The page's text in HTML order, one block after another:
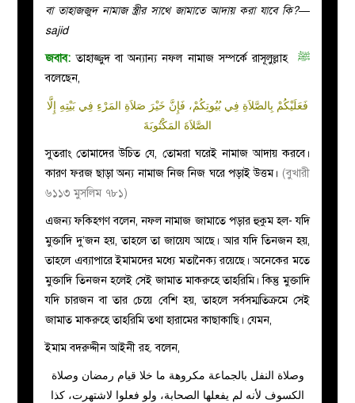
ইসলাহী
মজলিস
করুন
বা তাহাজজুদ নামাজ স্ত্রীর সাথে জামাতে আদায় করা যাবে কি?—
sajid
জবাব: তাহাজ্জুদ বা অন্যান্য নফল নামাজ সম্পর্কে রাসূলুল্লাহ ﷺ
বলেছেন,
فَعَلَيْكُمْ بِالصَّلاَةِ فِي بُيُوتِكُمْ، فَإِنَّ خَيْرَ صَلاَةِ المَرْءِ فِي بَيْتِهِ إِلَّا
الصَّلاَةَ المَكْتُوبَةَ
সুতরাং তোমাদের উচিত যে, তোমরা ঘরেই নামাজ আদায় করবে।
কারণ ফরজ ছাড়া অন্য নামাজ নিজ নিজ ঘরে পড়াই উত্তম। (বুখারী
৬১১৩ মুসলিম ৭৮১)
এজন্য ফকিহগণ বলেন, নফল নামাজ জামাতে পড়ার হুকুম হল- যদি
মুক্তাদি দু’জন হয়, তাহলে তা জায়েয আছে। আর যদি তিনজন হয়,
তাহলে এব্যাপারে ইমামদের মধ্যে মতানৈক্য রয়েছে। অনেকের মতে
মুক্তাদি তিনজন হলেই সেই জামাত মাকরুহে তাহরিমি। কিন্তু মুক্তাদি
যদি চারজন বা তার চেয়ে বেশি হয়, তাহলে সর্বসম্মতিক্রমে সেই
জামাত মাকরুহে তাহরিমি তথা হারামের কাছাকাছি। যেমন,
ইমাম বদরুদ্দীন আইনী রহ. বলেন,
وصلاة النفل بالجماعة مكروهة ما خلا قيام رمضان وصلاة
الكسوف لأنه لم يفعلها الصحابة، ولو فعلوا لاشتهرت، كذا